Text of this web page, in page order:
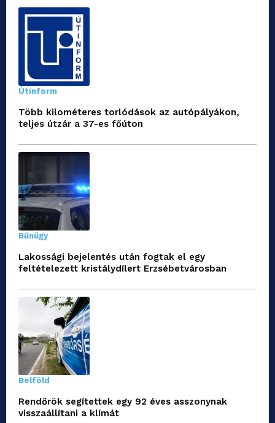
Útinform
Több kilométeres torlódások az autópályákon,
teljes útzár a 37-es főúton
Bűnügy
Lakossági bejelentés után fogtak el egy
feltételezett kristálydílert Erzsébetvárosban
Belföld
Rendőrök segítettek egy 92 éves asszonynak
visszaállítani a klímát